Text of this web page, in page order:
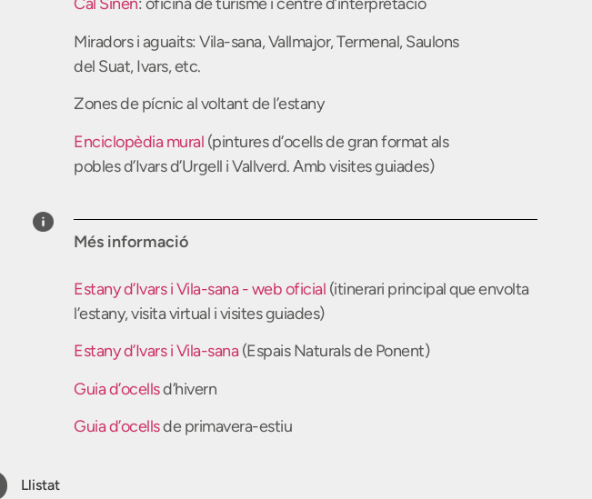
Cal Sinén: oficina de turisme i centre d’interpretació
Miradors i aguaits: Vila-sana, Vallmajor, Termenal, Saulons
del Suat, Ivars, etc.
Zones de pícnic al voltant de l’estany
Enciclopèdia mural (pintures d’ocells de gran format als
pobles d’Ivars d’Urgell i Vallverd. Amb visites guiades)
Més informació
Estany d’Ivars i Vila-sana - web oficial (itinerari principal que envolta
l’estany, visita virtual i visites guiades)
Estany d’Ivars i Vila-sana(Espais Naturals de Ponent)
Guia d’ocellsd’hivern
Guia d’ocellsde primavera-estiu
Llistat